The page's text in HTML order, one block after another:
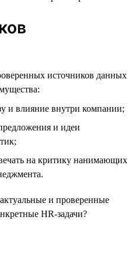
источников данных
и влияние внутри компании;
и идеи
на критику нанимающих
и проверенные
HR-задачи?